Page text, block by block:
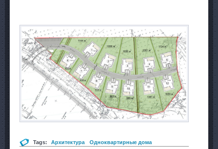
Tags: Архитектура Одноквартирные дома